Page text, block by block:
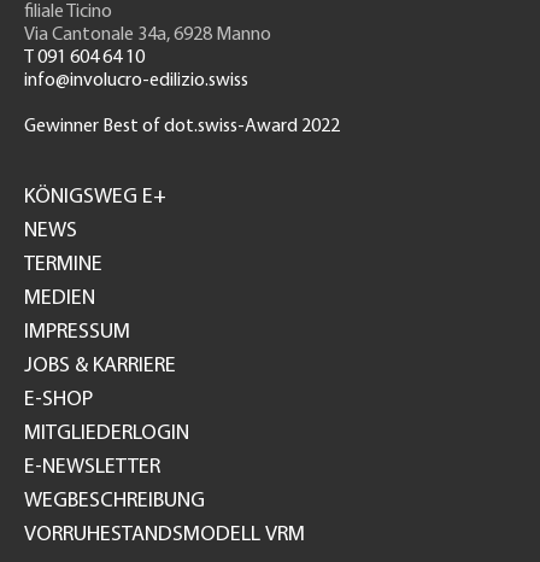
filiale Ticino
Via Cantonale 34a, 6928 Manno
T 091 604 64 10
info@involucro-edilizio.swiss
Gewinner Best of dot.swiss-Award 2022
GH
KÖNIGSWEG E+
NEWS
TERMINE
MEDIEN
IMPRESSUM
JOBS & KARRIERE
E-SHOP
MITGLIEDERLOGIN
E-NEWSLETTER
WEGBESCHREIBUNG
VORRUHESTANDSMODELL VRM